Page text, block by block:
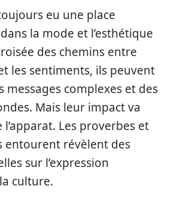
eu une place
la mode et l’esthétique
des chemins entre
les sentiments, ils peuvent
messages complexes et des
Mais leur impact va
Les proverbes et
entourent révèlent des
sur l’expression
culture.